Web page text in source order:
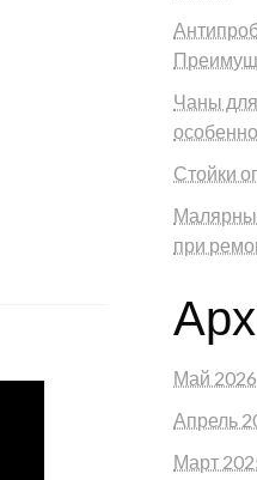
Чаны
Стойки
при
Май 2026
Апрель
Март